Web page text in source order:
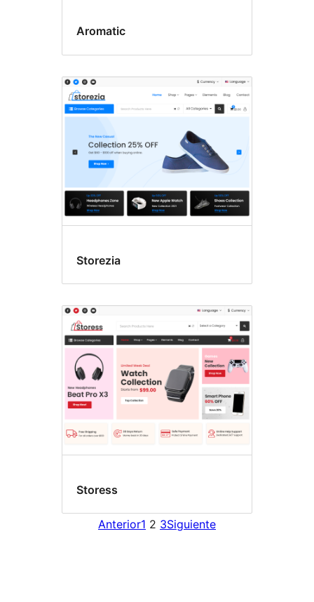
Aromatic
Storezia
Storess
Anterior1 2 3Siguiente